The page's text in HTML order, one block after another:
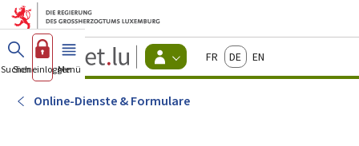
Zum Hauptmenü
Zum Inhalt
Guichet.lu
Changer
d'espace
-
Menu
FrançaisDeutschEnglish
Suchen
Sich einloggen
Menü Haupt-
Online-Dienste & Formulare